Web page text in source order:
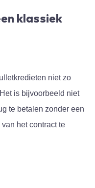
klassiek
niet zo
is bijvoorbeeld niet
te betalen zonder een
het contract te